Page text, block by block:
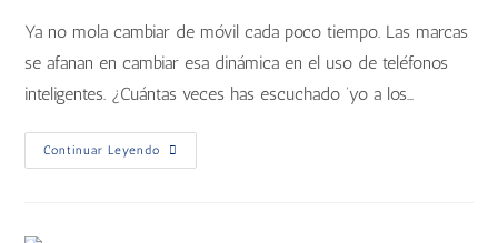
Ya no mola cambiar de móvil cada poco tiempo. Las marcas
se afanan en cambiar esa dinámica en el uso de teléfonos
inteligentes. ¿Cuántas veces has escuchado ‘yo a los…
Continuar Leyendo